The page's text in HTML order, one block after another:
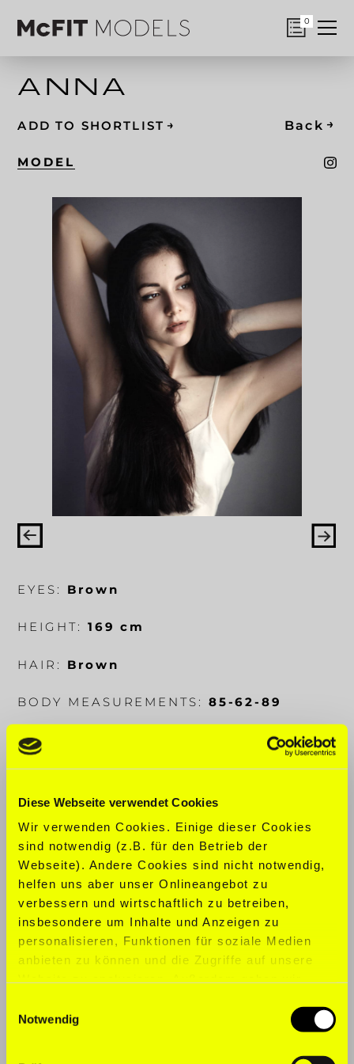
Diese Webseite verwendet Cookies
Wir verwenden Cookies. Einige dieser Cookies
sind notwendig (z.B. für den Betrieb der
Webseite). Andere Cookies sind nicht notwendig,
helfen uns aber unser Onlineangebot zu
verbessern und wirtschaftlich zu betreiben,
insbesondere um Inhalte und Anzeigen zu
personalisieren, Funktionen für soziale Medien
anbieten zu können und die Zugriffe auf unsere
Website an unsere Partner für soziale Medien,
Werbung und Analysen weiter. Unsere Partner
führen diese Informationen möglicherweise mit
Notwendig
0
ANNA
ADD TO SHORTLIST → Back →
MODEL
EYES: Brown
HEIGHT: 169 cm
HAIR: Brown
BODY MEASUREMENTS: 85-62-89
CLOTHING SIZE:
TALENTS:Ballett Teacher
LANGUAGES:English, German,
Russian, Ukrainian